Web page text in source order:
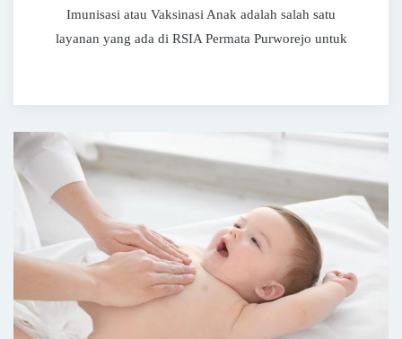
Imunisasi atau Vaksinasi Anak adalah salah satu
layanan yang ada di RSIA Permata Purworejo untuk